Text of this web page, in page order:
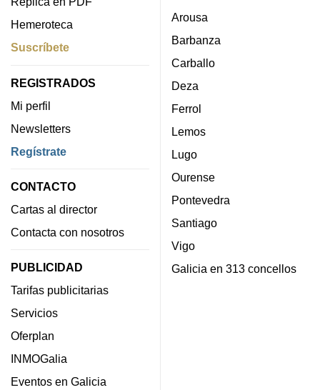
Hemeroteca
Suscríbete
REGISTRADOS
Mi perfil
Newsletters
Regístrate
CONTACTO
Cartas al director
Contacta con nosotros
PUBLICIDAD
Tarifas publicitarias
Servicios
Oferplan
INMOGalia
Eventos en Galicia
Arousa
Barbanza
Carballo
Deza
Ferrol
Lemos
Lugo
Ourense
Pontevedra
Santiago
Vigo
Galicia en 313 concellos